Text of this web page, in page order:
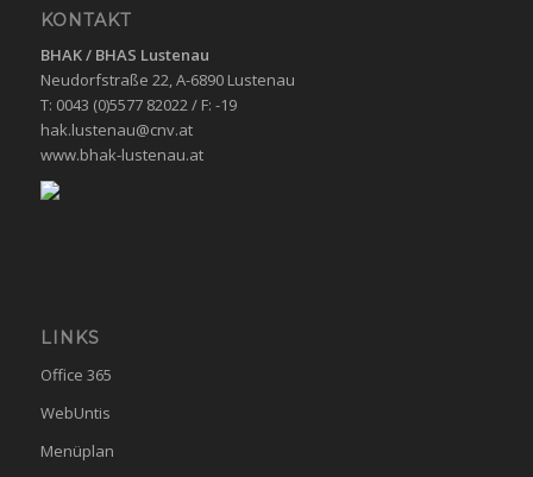
KONTAKT
BHAK / BHAS Lustenau
Neudorfstraße 22, A-6890 Lustenau
T: 0043 (0)5577 82022 / F: -19
hak.lustenau@cnv.at
www.bhak-lustenau.at
LINKS
Office 365
WebUntis
Menüplan